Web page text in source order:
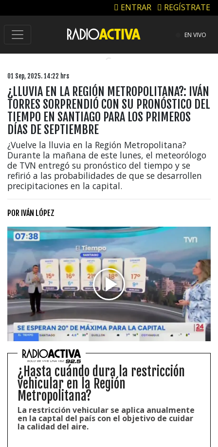
ENTRAR REGÍSTRATE
EN VIVO
01 Sep, 2025. 14:22 hrs
¿LLUVIA EN LA REGIÓN METROPOLITANA?: IVÁN
TORRES SORPRENDIÓ CON SU PRONÓSTICO DEL
TIEMPO EN SANTIAGO PARA LOS PRIMEROS
DÍAS DE SEPTIEMBRE
¿Vuelve la lluvia en la Región Metropolitana?
Durante la mañana de este lunes, el meteorólogo
de TVN entregó su pronóstico del tiempo y se
refirió a las probabilidades de que se desarrollen
precipitaciones en la capital.
POR IVÁN LÓPEZ
¿Hasta cuándo dura la restricción
vehicular en la Región
Metropolitana?
La restricción vehicular se aplica anualmente
en la captal del país con el objetivo de cuidar
la calidad del aire.